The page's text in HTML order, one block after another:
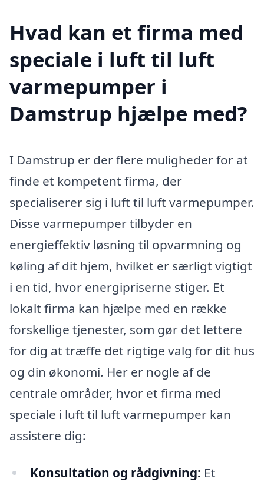
Hvad kan et firma med
speciale i luft til luft
varmepumper i
Damstrup hjælpe med?
I Damstrup er der flere muligheder for at
finde et kompetent firma, der
specialiserer sig i luft til luft varmepumper.
Disse varmepumper tilbyder en
energieffektiv løsning til opvarmning og
køling af dit hjem, hvilket er særligt vigtigt
i en tid, hvor energipriserne stiger. Et
lokalt firma kan hjælpe med en række
forskellige tjenester, som gør det lettere
for dig at træffe det rigtige valg for dit hus
og din økonomi. Her er nogle af de
centrale områder, hvor et firma med
speciale i luft til luft varmepumper kan
assistere dig:
Konsultation og rådgivning: Et